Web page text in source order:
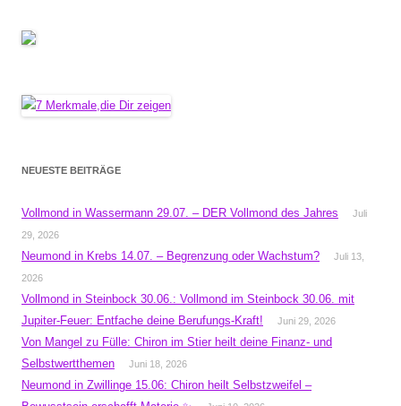
NEUESTE BEITRÄGE
Vollmond in Wassermann 29.07. – DER Vollmond des Jahres
Juli
29, 2026
Neumond in Krebs 14.07. – Begrenzung oder Wachstum?
Juli 13,
2026
Vollmond in Steinbock 30.06.: Vollmond im Steinbock 30.06. mit
Jupiter-Feuer: Entfache deine Berufungs-Kraft!
Juni 29, 2026
Von Mangel zu Fülle: Chiron im Stier heilt deine Finanz- und
Selbstwertthemen
Juni 18, 2026
Neumond in Zwillinge 15.06: Chiron heilt Selbstzweifel –